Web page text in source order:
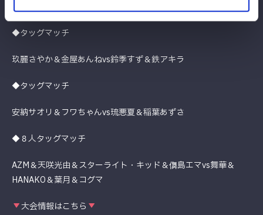
◆タッグマッチ
玖麗さやか＆金屋あんねvs鈴季すず＆鉄アキラ
◆タッグマッチ
安納サオリ＆フワちゃんvs琉悪夏＆稲葉あずさ
◆８人タッグマッチ
AZM＆天咲光由＆スターライト・キッド＆儛島エマvs舞華＆
HANAKO＆葉月＆コグマ
大会情報はこちら